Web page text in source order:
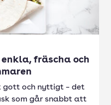
fräscha och
gott och nyttigt – det
som går snabbt att